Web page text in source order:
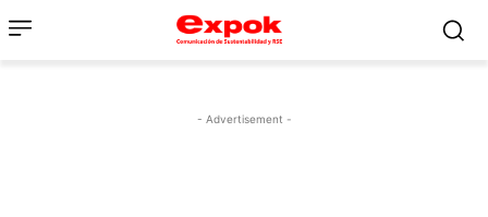
- Advertisement -